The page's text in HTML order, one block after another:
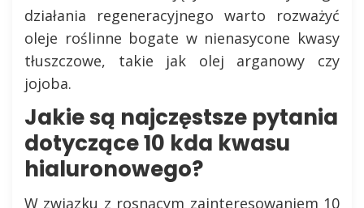
działania regeneracyjnego warto rozważyć
oleje roślinne bogate w nienasycone kwasy
tłuszczowe, takie jak olej arganowy czy
jojoba.
Jakie są najczęstsze pytania
dotyczące 10 kda kwasu
hialuronowego?
W związku z rosnącym zainteresowaniem 10